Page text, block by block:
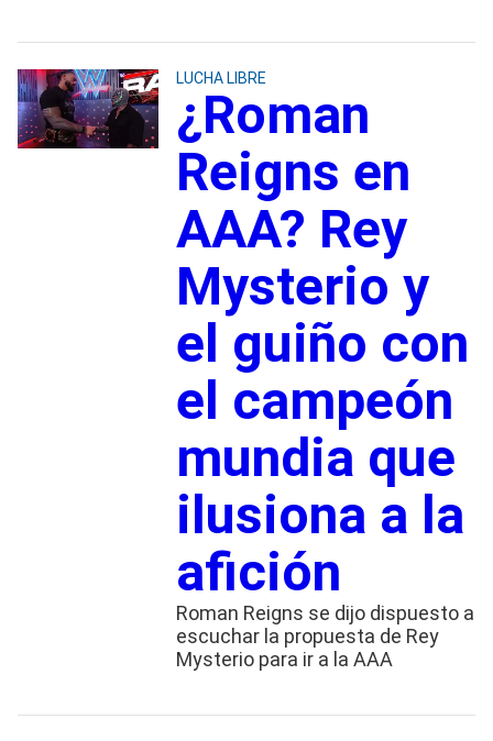
LUCHA LIBRE
¿Roman
Reigns en
AAA? Rey
Mysterio y
el guiño con
el campeón
mundia que
ilusiona a la
afición
Roman Reigns se dijo dispuesto a
escuchar la propuesta de Rey
Mysterio para ir a la AAA